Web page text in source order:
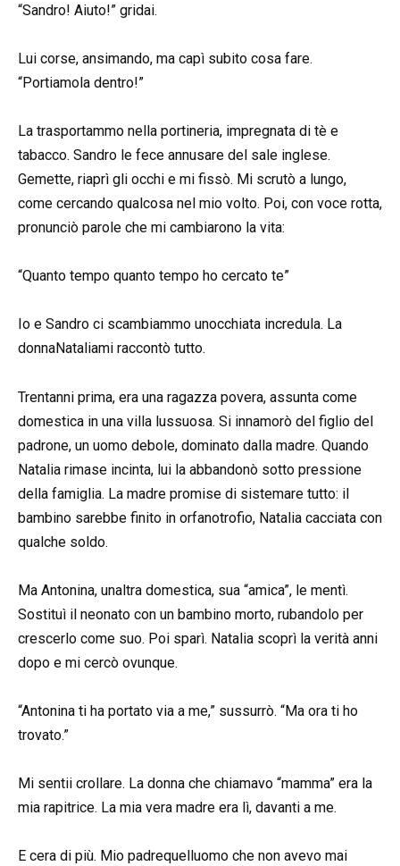
“Sandro! Aiuto!” gridai.
Lui corse, ansimando, ma capì subito cosa fare.
“Portiamola dentro!”
La trasportammo nella portineria, impregnata di tè e
tabacco. Sandro le fece annusare del sale inglese.
Gemette, riaprì gli occhi e mi fissò. Mi scrutò a lungo,
come cercando qualcosa nel mio volto. Poi, con voce rotta,
pronunciò parole che mi cambiarono la vita:
“Quanto tempo quanto tempo ho cercato te”
Io e Sandro ci scambiammo unocchiata incredula. La
donnaNataliami raccontò tutto.
Trentanni prima, era una ragazza povera, assunta come
domestica in una villa lussuosa. Si innamorò del figlio del
padrone, un uomo debole, dominato dalla madre. Quando
Natalia rimase incinta, lui la abbandonò sotto pressione
della famiglia. La madre promise di sistemare tutto: il
bambino sarebbe finito in orfanotrofio, Natalia cacciata con
qualche soldo.
Ma Antonina, unaltra domestica, sua “amica”, le mentì.
Sostituì il neonato con un bambino morto, rubandolo per
crescerlo come suo. Poi sparì. Natalia scoprì la verità anni
dopo e mi cercò ovunque.
“Antonina ti ha portato via a me,” sussurrò. “Ma ora ti ho
trovato.”
Mi sentii crollare. La donna che chiamavo “mamma” era la
mia rapitrice. La mia vera madre era lì, davanti a me.
E cera di più. Mio padrequelluomo che non avevo mai